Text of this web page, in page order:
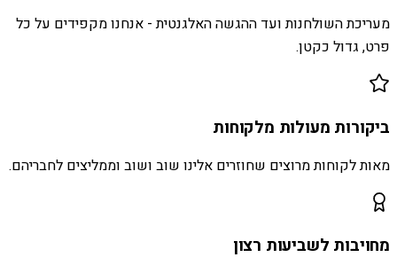
מעריכת השולחנות ועד ההגשה האלגנטית - אנחנו מקפידים על כל
פרט, גדול כקטן.
ביקורות מעולות מלקוחות
מאות לקוחות מרוצים שחוזרים אלינו שוב ושוב וממליצים לחבריהם.
מחויבות לשביעות רצון